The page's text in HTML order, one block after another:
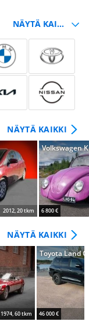
NÄYTÄ KAIKKI
2012, 20 tkm
Volkswagen
6 800 €
NÄYTÄ KAIKKI
1974, 60 tkm
Toyota Land
46 000 €